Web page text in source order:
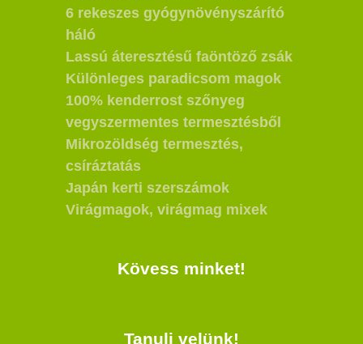
6 rekeszes gyógynövényszárító
háló
Lassú áteresztésű faöntöző zsák
Különleges paradicsom magok
100% kenderrost szőnyeg
vegyszermentes termesztésből
Mikrozöldség termesztés,
csíráztatás
Japán kerti szerszámok
Virágmagok, virágmag mixek
Kövess minket!
Tanulj velünk!